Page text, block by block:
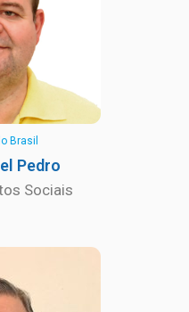
Brasil
Pedro
Sociais